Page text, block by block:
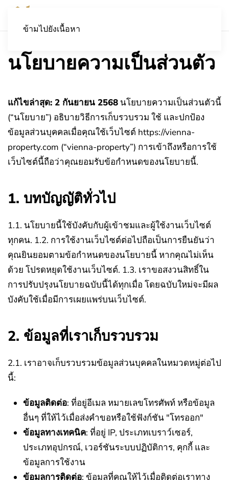
ข้ามไปยังเนื้อหา
นโยบายความเป็นส่วนตัว
แก้ไขล่าสุด: 2 กันยายน 2568 นโยบายความเป็นส่วนตัวนี้
(“นโยบาย”) อธิบายวิธีการเก็บรวบรวม ใช้ และปกป้อง
ข้อมูลส่วนบุคคลเมื่อคุณใช้เว็บไซต์ https://vienna-
property.com (“vienna-property”) การเข้าถึงหรือการใช้
เว็บไซต์นี้ถือว่าคุณยอมรับข้อกำหนดของนโยบายนี้.
1. บทบัญญัติทั่วไป
1.1. นโยบายนี้ใช้บังคับกับผู้เข้าชมและผู้ใช้งานเว็บไซต์
ทุกคน. 1.2. การใช้งานเว็บไซต์ต่อไปถือเป็นการยืนยันว่า
คุณยินยอมตามข้อกำหนดของนโยบายนี้ หากคุณไม่เห็น
ด้วย โปรดหยุดใช้งานเว็บไซต์. 1.3. เราขอสงวนสิทธิ์ใน
การปรับปรุงนโยบายฉบับนี้ได้ทุกเมื่อ โดยฉบับใหม่จะมีผล
บังคับใช้เมื่อมีการเผยแพร่บนเว็บไซต์.
2. ข้อมูลที่เราเก็บรวบรวม
2.1. เราอาจเก็บรวบรวมข้อมูลส่วนบุคคลในหมวดหมู่ต่อไป
นี้:
ข้อมูลติดต่อ: ที่อยู่อีเมล หมายเลขโทรศัพท์ หรือข้อมูล
อื่นๆ ที่ให้ไว้เมื่อส่งคำขอหรือใช้ฟังก์ชัน "โทรออก"
ข้อมูลทางเทคนิค: ที่อยู่ IP, ประเภทเบราว์เซอร์,
ประเภทอุปกรณ์, เวอร์ชันระบบปฏิบัติการ, คุกกี้ และ
ข้อมูลการใช้งาน
ข้อมูลการติดต่อ: ข้อมูลที่คุณให้ไว้เมื่อติดต่อเราทาง